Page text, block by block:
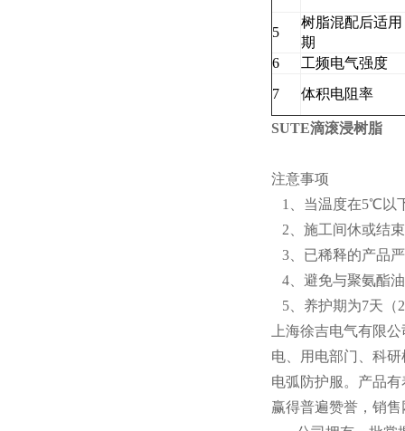
5
树脂混配后适用
期
6
工频电气强度
7
体积电阻率
SUTE滴滚浸树脂
注意事项
1、当温度在5℃以
2、施工间休或结
3、已稀释的产品
4、避免与聚氨酯
5、养护期为7天（
上海徐吉电气有限
电、用电部门、科
电弧防护服。产品
赢得普遍赞誉，销